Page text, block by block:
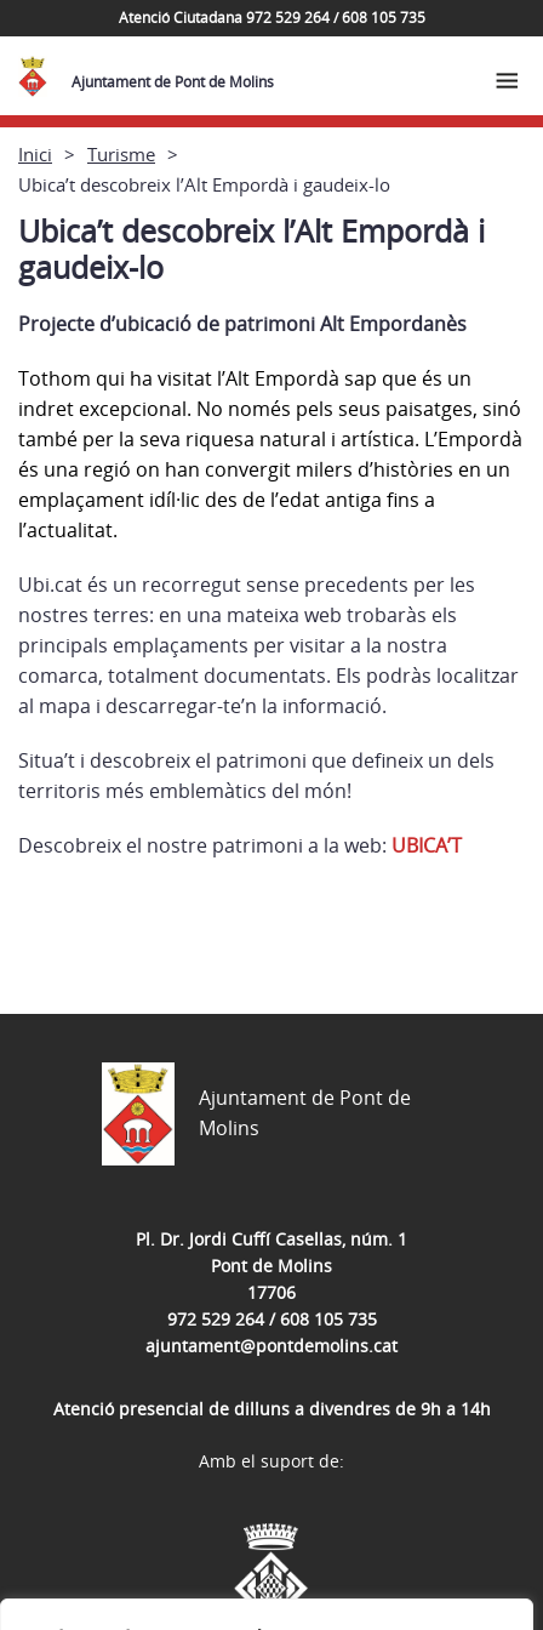
Atenció Ciutadana 972 529 264 / 608 105 735
Ajuntament de Pont de Molins
Inici
Turisme
Ubica’t descobreix l’Alt Empordà i gaudeix-lo
Ubica’t descobreix l’Alt Empordà i
gaudeix-lo
Projecte d’ubicació de patrimoni Alt Empordanès
Tothom qui ha visitat l’Alt Empordà sap que és un
indret excepcional. No només pels seus paisatges, sinó
també per la seva riquesa natural i artística. L’Empordà
és una regió on han convergit milers d’històries en un
emplaçament idíl·lic des de l’edat antiga fins a
l’actualitat.
Ubi.cat és un recorregut sense precedents per les
nostres terres: en una mateixa web trobaràs els
principals emplaçaments per visitar a la nostra
comarca, totalment documentats. Els podràs localitzar
al mapa i descarregar-te’n la informació.
Situa’t i descobreix el patrimoni que defineix un dels
territoris més emblemàtics del món!
Descobreix el nostre patrimoni a la web: UBICA’T
Pl. Dr. Jordi Cuffí Casellas, núm. 1
Pont de Molins
17706
972 529 264 / 608 105 735
ajuntament@pontdemolins.cat
Atenció presencial de dilluns a divendres de 9h a 14h
Ajuntament de Pont de
Molins
Amb el suport de: